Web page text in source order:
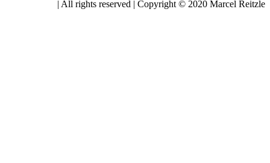
| All rights reserved | Copyright © 2020 Marcel Reitzle